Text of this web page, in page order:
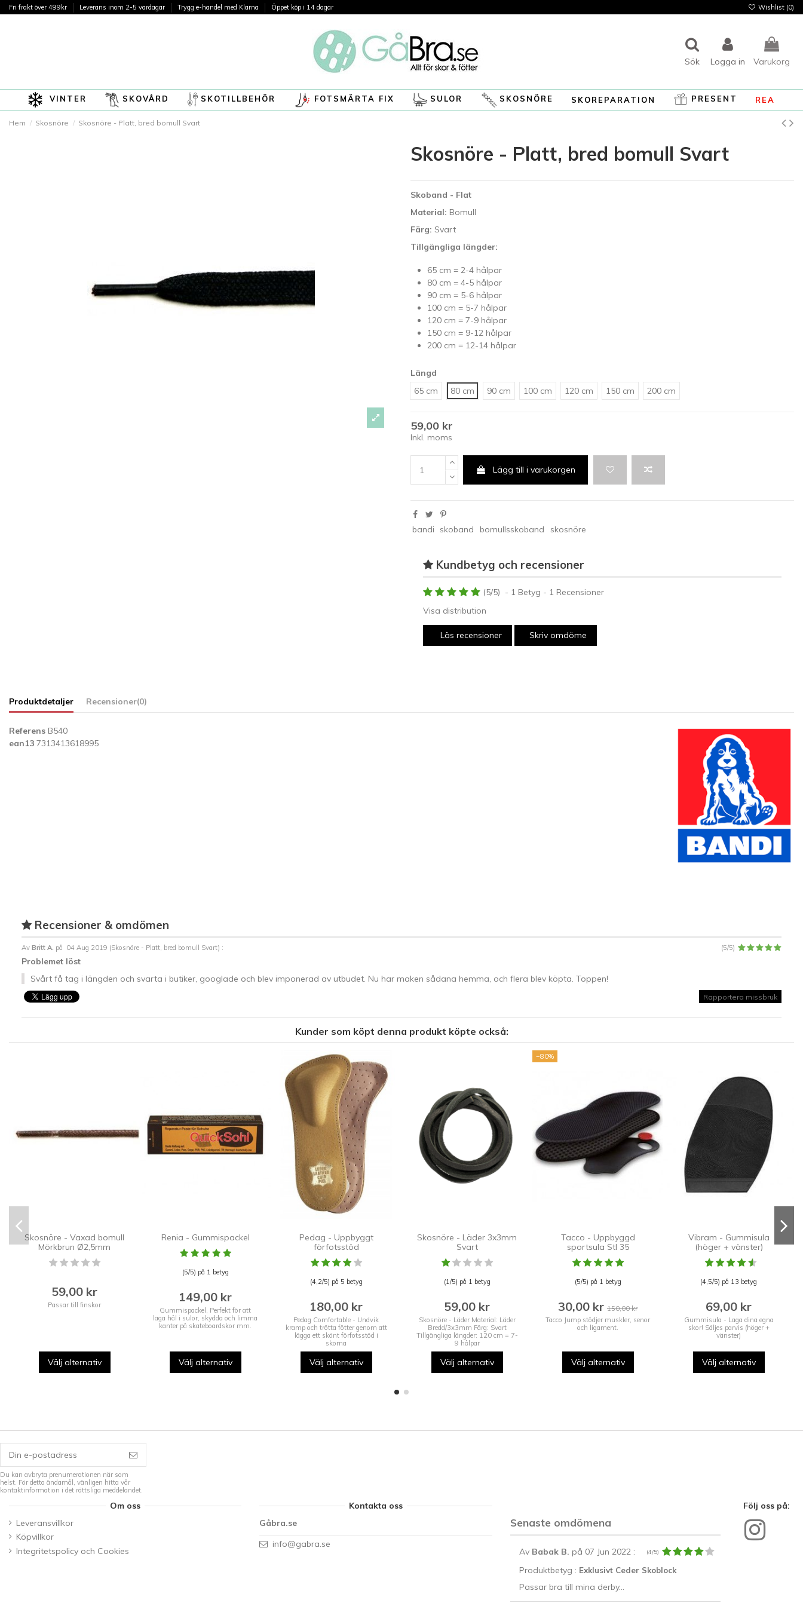
Fri frakt över 499kr Leverans inom 2-5 vardagar Trygg e-handel med Klarna Öppet köp i 14 dagar Wishlist (0)
Sök Logga in Varukorg
VINTER SKOVÅRD SKOTILLBEHÖR FOTSMÄRTA FIX SULOR SKOSNÖRE SKOREPARATION PRESENT REA
Hem Skosnöre Skosnöre - Platt, bred bomull Svart
Skosnöre - Platt, bred bomull Svart
Skoband - Flat
Material: Bomull
Färg: Svart
Tillgängliga längder:
65 cm = 2-4 hålpar
80 cm = 4-5 hålpar
90 cm = 5-6 hålpar
100 cm = 5-7 hålpar
120 cm = 7-9 hålpar
150 cm = 9-12 hålpar
200 cm = 12-14 hålpar
Längd
65 cm
80 cm 90 cm 100 cm 120 cm 150 cm 200 cm
59,00 kr
Inkl. moms
Lägg till i varukorgen
bandi skoband bomullsskoband skosnöre
Kundbetyg och recensioner
(5/5) - 1 Betyg - 1 Recensioner
Visa distribution
Läs recensioner Skriv omdöme
Produktdetaljer Recensioner(0)
Referens B540
ean13 7313413618995
Recensioner & omdömen
Av Britt A. på 04 Aug 2019 (Skosnöre - Platt, bred bomull Svart) : (5/5)
Problemet löst
Svårt få tag i längden och svarta i butiker, googlade och blev imponerad av utbudet. Nu har maken sådana hemma, och flera blev köpta. Toppen!
Rapportera missbruk
Kunder som köpt denna produkt köpte också:
Skosnöre - Vaxad bomull
Mörkbrun Ø2,5mm
59,00 kr
Passar till finskor
Välj alternativ
Renia - Gummispackel
(5/5) på 1 betyg
149,00 kr
Gummispackel, Perfekt för att
laga hål i sulor, skydda och limma
kanter på skateboardskor mm.
Välj alternativ
Pedag - Uppbyggt
förfotsstöd
(4,2/5) på 5 betyg
180,00 kr
Pedag Comfortable - Undvik
kramp och trötta fötter genom att
lägga ett skönt förfotsstöd i
skorna
Välj alternativ
Skosnöre - Läder 3x3mm
Svart
(1/5) på 1 betyg
59,00 kr
Skosnöre - Läder Material: Läder
Bredd/3x3mm Färg: Svart
Tillgängliga längder: 120 cm = 7-
9 hålpar
Välj alternativ
−80%
Tacco - Uppbyggd
sportsula Stl 35
(5/5) på 1 betyg
30,00 kr 150,00 kr
Tacco Jump stödjer muskler, senor
och ligament.
Välj alternativ
Vibram - Gummisula
(höger + vänster)
(4,5/5) på 13 betyg
69,00 kr
Gummisula - Laga dina egna
skor! Säljes parvis (höger +
vänster)
Välj alternativ
Du kan avbryta prenumerationen när som
helst. För detta ändamål, vänligen hitta vår
kontaktinformation i det rättsliga meddelandet.
Om oss
Leveransvillkor
Köpvillkor
Integritetspolicy och Cookies
Kontakta oss
Gåbra.se
info@gabra.se
Senaste omdömena
Av Babak B. på 07 Jun 2022 : (4/5)
Produktbetyg : Exklusivt Ceder Skoblock
Passar bra till mina derby...
Följ oss på: